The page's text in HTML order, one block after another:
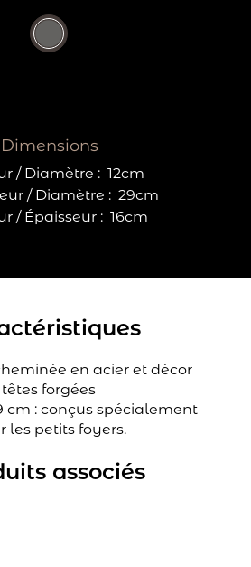
Dimensions
/ Diamètre : 12cm
/ Diamètre : 29cm
/ Épaisseur : 16cm
en acier et décor
têtes forgées
cm : conçus spécialement
les petits foyers.
associés